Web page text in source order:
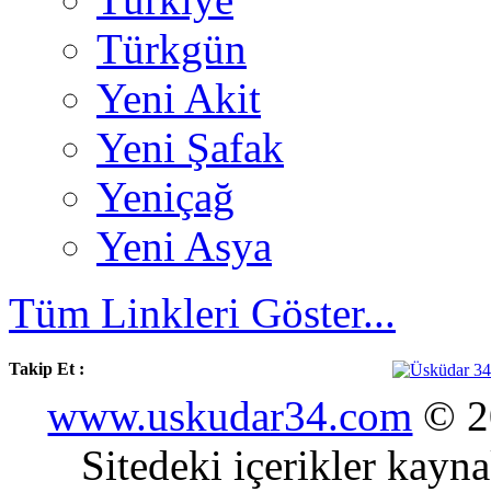
Türkgün
Yeni Akit
Yeni Şafak
Yeniçağ
Yeni Asya
Tüm Linkleri Göster...
Takip Et :
www.uskudar34.com ©
Sitedeki içerikler